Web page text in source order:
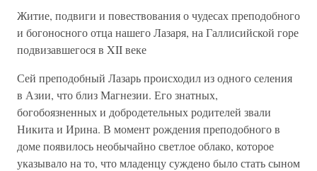
Житие, подвиги и повествования о чудесах преподобного
и богоносного отца нашего Лазаря, на Галлисийской горе
подвизавшегося в XII веке
Сей преподобный Лазарь происходил из одного селения
в Азии, что близ Магнезии. Его знатных,
богобоязненных и добродетельных родителей звали
Никита и Ирина. В момент рождения преподобного в
доме появилось необычайно светлое облако, которое
указывало на то, что младенцу суждено было стать сыном